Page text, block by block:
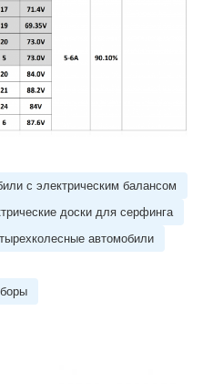
с электрическим балансом
доски для серфинга
автомобили